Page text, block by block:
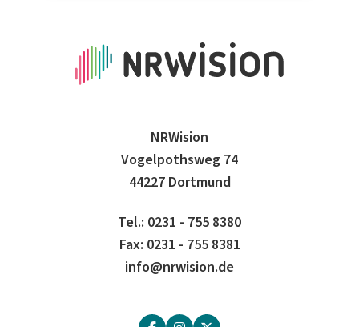
NRWision
Vogelpothsweg 74
44227 Dortmund
Tel.: 0231 - 755 8380
Fax: 0231 - 755 8381
info@nrwision.de